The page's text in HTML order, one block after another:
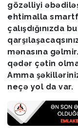
gözəlliyi
ehtimalla
çalışdığınızda
mənasına
qədər çətin
Amma
neçə yol da var.